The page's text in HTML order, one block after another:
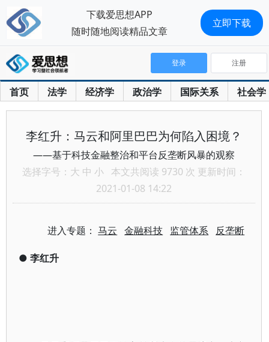
首页 法学 经济学 政治学 国际关系 社会学
登录 注册
李红升：马云和阿里巴巴为何陷入困境？
——基于科技金融整治和平台反垄断风暴的观察
选择字号： 大 中 小 本文共阅读 9730 次 更新时间：
2021-01-08 14:22
进入专题：马云 金融科技 监管体系 反垄断
● 李红升
下载爱思想APP
随时随地阅读精品文章
立即下载